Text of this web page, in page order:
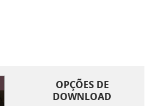
OPÇÕES DE
DOWNLOAD